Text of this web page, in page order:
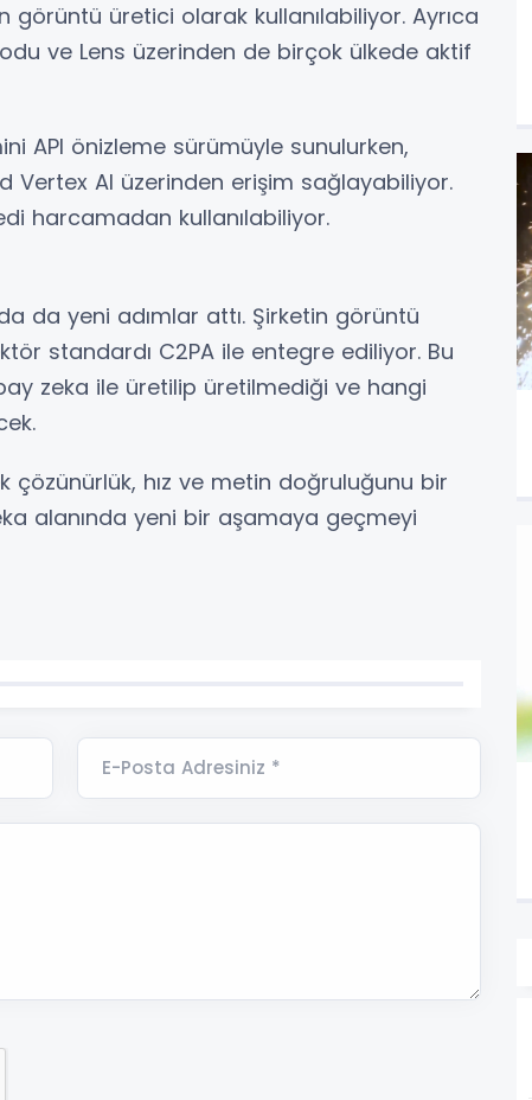
görüntü üretici olarak kullanılabiliyor. Ayrıca
ve Lens üzerinden de birçok ülkede aktif
API önizleme sürümüyle sunulurken,
Vertex AI üzerinden erişim sağlayabiliyor.
harcamadan kullanılabiliyor.
da yeni adımlar attı. Şirketin görüntü
standardı C2PA ile entegre ediliyor. Bu
zeka ile üretilip üretilmediği ve hangi
çözünürlük, hız ve metin doğruluğunu bir
alanında yeni bir aşamaya geçmeyi
E-Posta Adresiniz *